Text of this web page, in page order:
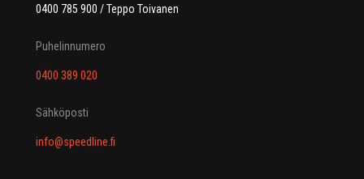
0400 785 900 / Teppo Toivanen
Puhelinnumero
0400 389 020
Sähköposti
info@speedline.fi